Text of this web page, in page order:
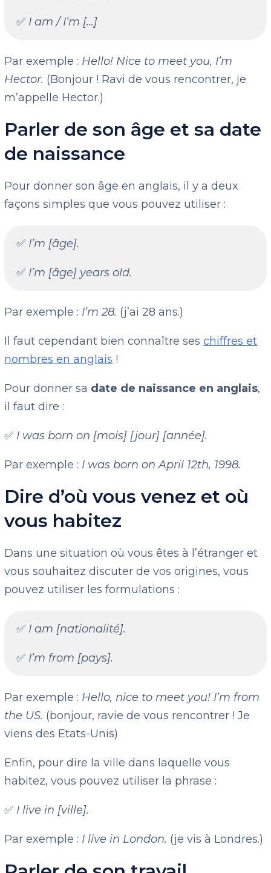
✅ I am / I’m […]
Par exemple : Hello! Nice to meet you, I’m
Hector. (Bonjour ! Ravi de vous rencontrer, je
m’appelle Hector.)
Parler de son âge et sa date
de naissance
Pour donner son âge en anglais, il y a deux
façons simples que vous pouvez utiliser :
✅ I’m [âge].
✅ I’m [âge] years old.
Par exemple : I’m 28. (j’ai 28 ans.)
Il faut cependant bien connaître seschiffres et
nombres en anglais !
Pour donner sa date de naissance en anglais,
il faut dire :
✅ I was born on [mois] [jour] [année].
Par exemple : I was born on April 12th, 1998.
Dire d’où vous venez et où
vous habitez
Dans une situation où vous êtes à l’étranger et
vous souhaitez discuter de vos origines, vous
pouvez utiliser les formulations :
✅ I am [nationalité].
✅ I’m from [pays].
Par exemple : Hello, nice to meet you! I’m from
the US. (bonjour, ravie de vous rencontrer ! Je
viens des Etats-Unis)
Enfin, pour dire la ville dans laquelle vous
habitez, vous pouvez utiliser la phrase :
✅ I live in [ville].
Par exemple : I live in London. (je vis à Londres.)